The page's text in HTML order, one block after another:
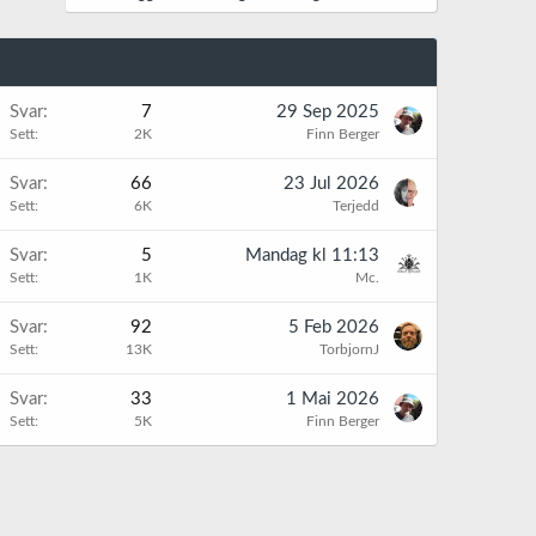
Svar 7
Sett 2K
29 Sep 2025
Finn Berger
Svar 66
Sett 6K
23 Jul 2026
Terjedd
Svar 5
Sett 1K
Mandag kl 11:13
Mc.
Svar 92
Sett 13K
5 Feb 2026
TorbjornJ
Svar 33
Sett 5K
1 Mai 2026
Finn Berger